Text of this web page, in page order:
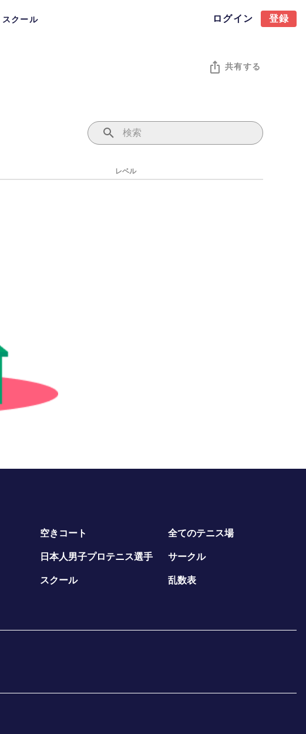
スクール ログイン 登録
共有する
レベル
空きコート 全てのテニス場
日本人男子プロテニス選手 サークル
スクール 乱数表